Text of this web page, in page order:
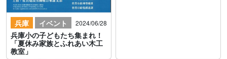
兵庫 イベント 2024/06/28
兵庫小の子どもたち集まれ！
「夏休み家族とふれあい木工
教室」